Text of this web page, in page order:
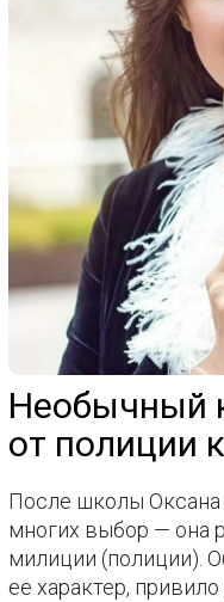
Необычный
от полиции
После школы
многих выбор — она
милиции (полиции).
ее характер,